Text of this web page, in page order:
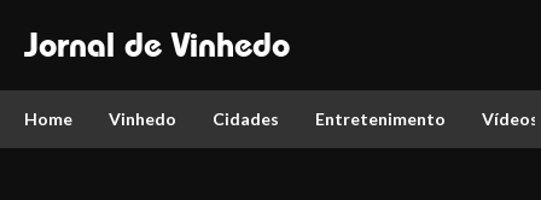
Jornal de Vinhedo
Home Vinhedo Cidades Entretenimento Vídeos